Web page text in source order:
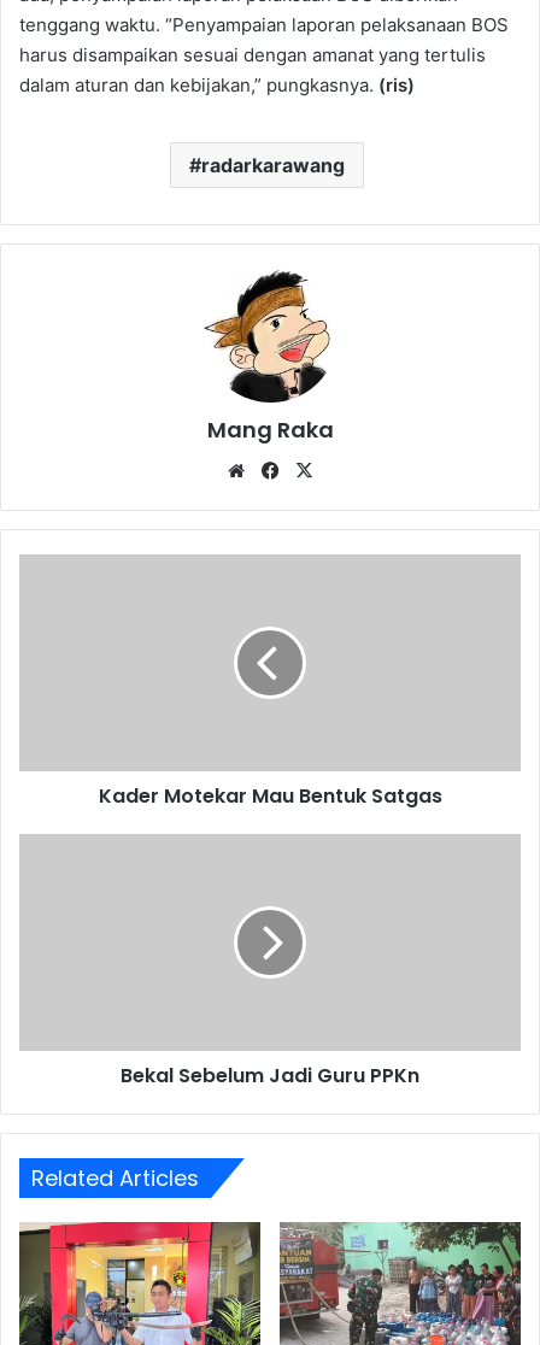
tenggang waktu. “Penyampaian laporan pelaksanaan BOS
harus disampaikan sesuai dengan amanat yang tertulis
dalam aturan dan kebijakan,” pungkasnya. (ris)
radarkarawang
Mang Raka
WebsiteFacebook
Kader Motekar Mau Bentuk Satgas
Bekal Sebelum Jadi Guru PPKn
Related Articles